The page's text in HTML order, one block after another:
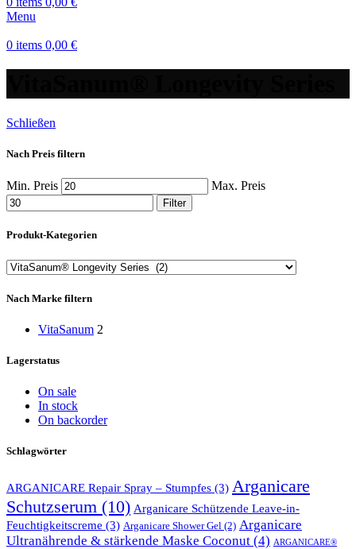
Menu
0 items 0,00 €
Schließen
Nach Preis filtern
Min. Preis Max. Preis
Filter
Produkt-Kategorien
Nach Marke filtern
VitaSanum 2
Lagerstatus
On sale
In stock
On backorder
Schlagwörter
ARGANICARE Repair Spray – Stumpfes (3) Arganicare
Schutzserum (10) Arganicare Schützende Leave-in-
Feuchtigkeitscreme (3) Arganicare Shower Gel (2) Arganicare
Ultranährende & stärkende Maske Coconut (4) ARGANICARE®